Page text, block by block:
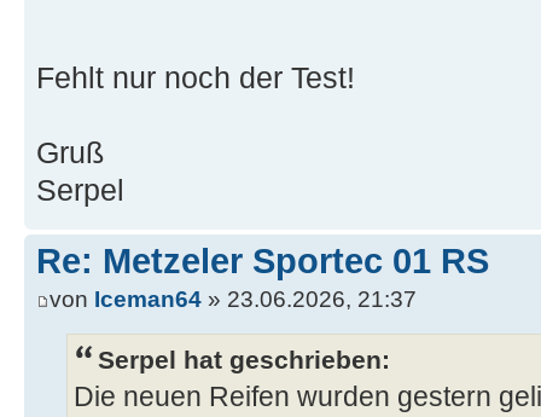
Fehlt nur noch der Test!
Gruß
Serpel
Re: Metzeler Sportec 01 RS
von Iceman64 » 23.06.2026, 21:37
Serpel hat geschrieben:
Die neuen Reifen wurden gestern